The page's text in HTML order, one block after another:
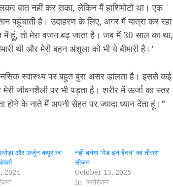
बात नहीं कर सका, लेकिन मैं हाशिमोटो था। एक
पहुंचाती है। उदाहरण के लिए, अगर मैं यात्रा कर रहा
में हूं, तो मेरा वजन बढ़ जाता है। जब मैं 30 साल का था,
थी और मेरी बहन अंशुला को भी ये बीमारी है।’
स्वास्थ्य पर बहुत बुरा असर डालता है। इससे कई
जीवनशैली पर भी पड़ता है। शरीर में ऊर्जा का स्तर
के नाते मैं अपनी सेहत पर ज्यादा ध्यान देता हूं।”
और अर्जुन कपूर का
2024
नहीं बनेगा ‘मेड इन हेवन’ का तीसरा
सीजन
October 13, 2025
In "मनोरंजन"